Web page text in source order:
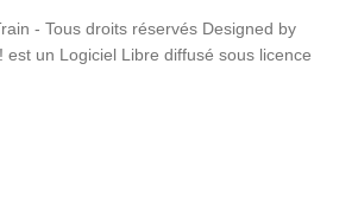
- Tous droits réservés Designed by
est un Logiciel Libre diffusé sous licence